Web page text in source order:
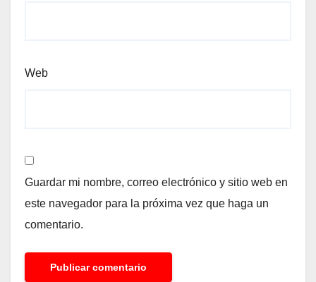
Web
Guardar mi nombre, correo electrónico y sitio web en
este navegador para la próxima vez que haga un
comentario.